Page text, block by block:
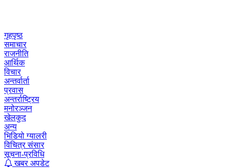
गृहपृष्ठ
समाचार
राजनीति
आर्थिक
विचार
अन्तर्वार्ता
प्रवास
अन्तर्राष्ट्रिय
मनोरञ्जन
खेलकुद
अन्य
भिडियो ग्यालरी
विचित्र संसार
सूचना-प्रविधि
खबर अपडेट